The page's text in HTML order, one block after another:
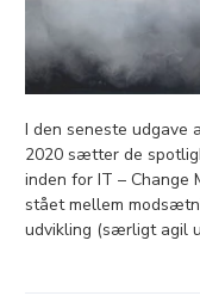
I den seneste udgave
2020 sætter de
inden for IT – Change
stået mellem
udvikling (særligt agil